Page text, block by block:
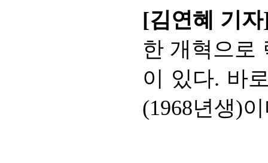
[김연혜 기
한 개혁으로
이 있다. 바
(1968년생)